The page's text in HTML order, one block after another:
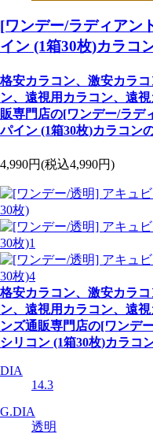
[ワンデー/ラディアン
イン (1箱30枚)カラコ
格安カラコン、激安カラ
ン、遠視用カラコン、遠
販専門店の[ワンデー/ラデ
パイン (1箱30枚)カラコン
4,990円(税込4,990円)
格安カラコン、激安カラ
ン、遠視用カラコン、遠
ンズ通販専門店の[ワンデ
シリコン (1箱30枚)カラコ
DIA
14.3
G.DIA
透明